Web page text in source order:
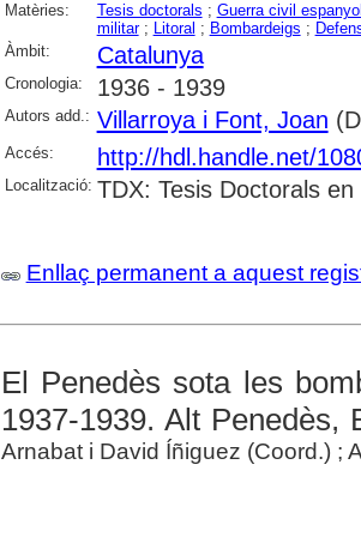
Matèries: Tesis doctorals ; Guerra civil
militar; Litoral ; Bombardeigs ;
Àmbit:
Catalunya
Cronologia: 1936 - 1939
Autors add.: Villarroya i Font, Joan
Accés: http://hdl.handle.net/
Localització: TDX: Tesis Doctorals en
Enllaç permanent a aquest
El Penedès sota les
1937-1939. Alt Penedès,
Arnabat i David Íñiguez (Coord.) ;